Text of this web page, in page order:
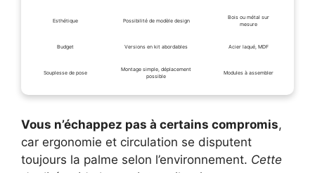
Esthétique Possibilité de modèle design
Bois ou métal sur
mesure
Budget Versions en kit abordables Acier laqué, MDF
Souplesse de pose
Montage simple, déplacement
possible
Modules à assembler
Vous n’échappez pas à certains compromis,
car ergonomie et circulation se disputent
toujours la palme selon l’environnement. Cette